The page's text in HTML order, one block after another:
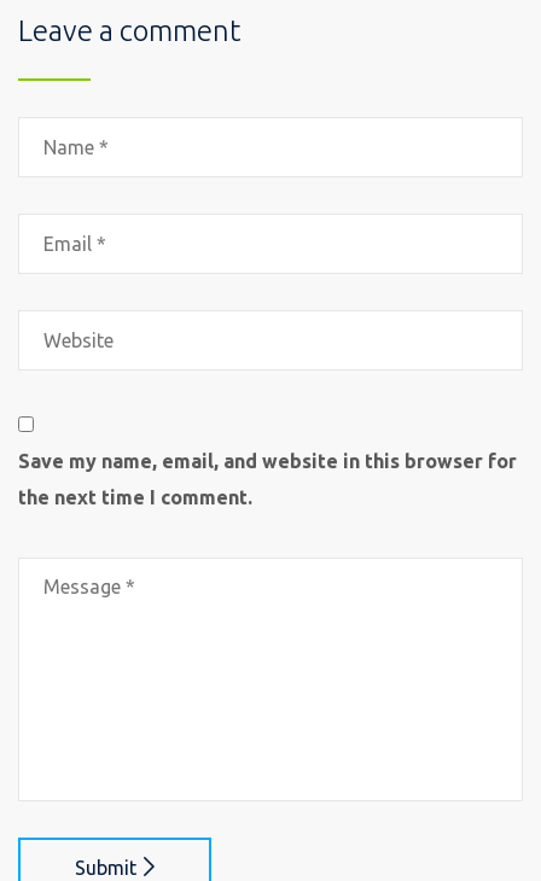
Leave a comment
Save my name, email, and website in this browser for
the next time I comment.
Submit